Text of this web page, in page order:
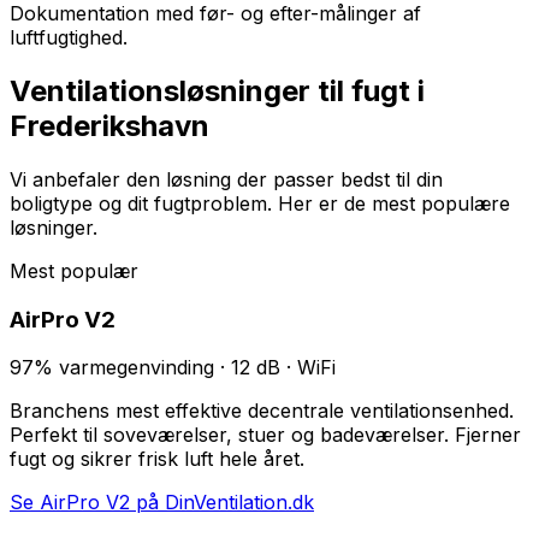
Dokumentation med før- og efter-målinger af
luftfugtighed.
Ventilationsløsninger til fugt i
Frederikshavn
Vi anbefaler den løsning der passer bedst til din
boligtype og dit fugtproblem. Her er de mest populære
løsninger.
Mest populær
AirPro V2
97% varmegenvinding · 12 dB · WiFi
Branchens mest effektive decentrale ventilationsenhed.
Perfekt til soveværelser, stuer og badeværelser. Fjerner
fugt og sikrer frisk luft hele året.
Se AirPro V2 på DinVentilation.dk